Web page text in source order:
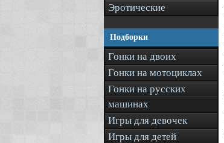
Эротические
Подборки
Гонки на двоих
Гонки на мотоциклах
Гонки на русских
машинах
Игры для девочек
Игры для детей